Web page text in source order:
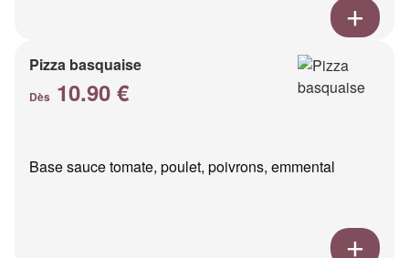
Pizza basquaise
Dès 10.90 €
Base sauce tomate, poulet, poivrons, emmental